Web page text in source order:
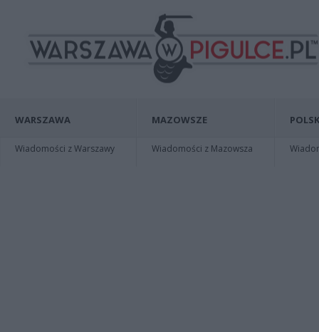
WARSZAWA
Wiadomości z Warszawy
MAZOWSZE
Wiadomości z Mazowsza